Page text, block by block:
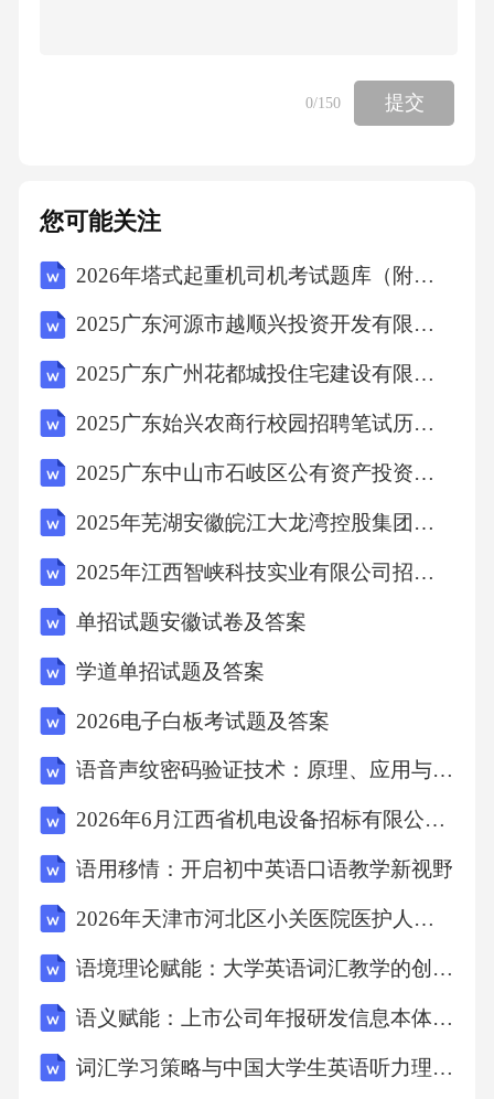
0/150 提交
您可能关注
2026年塔式起重机司机考试题库（附答案）
2025广东河源市越顺兴投资开发有限公司招聘笔试及安排笔试历年难易错考点试卷带答案解析
2025广东广州花都城投住宅建设有限公司招聘广州花都城市环保投资有限公司项目用工人员综合总及背景调查环节人员笔试历年典型考点题库附带答案详解
2025广东始兴农商行校园招聘笔试历年典型考题及考点剖析附带答案详解
2025广东中山市石岐区公有资产投资有限公司高管招聘综合与人员笔试历年备考题库附带答案详解
2025年芜湖安徽皖江大龙湾控股集团有限公司公开招聘13人笔试历年难易错考点试卷带答案解析
2025年江西智峡科技实业有限公司招聘2人笔试历年难易错考点试卷带答案解析
单招试题安徽试卷及答案
学道单招试题及答案
2026电子白板考试题及答案
语音声纹密码验证技术：原理、应用与展望
2026年6月江西省机电设备招标有限公司社会招聘2人考试模拟试题及答案详解
语用移情：开启初中英语口语教学新视野
2026年天津市河北区小关医院医护人员招聘笔试备考题库及答案详解
语境理论赋能：大学英语词汇教学的创新与突破
语义赋能：上市公司年报研发信息本体构建的深度剖析与实践
词汇学习策略与中国大学生英语听力理解的关联性探究